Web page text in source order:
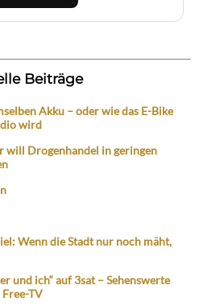
Beiträge
Akku – oder wie das E-Bike
wird
will Drogenhandel in geringen
Wenn die Stadt nur noch mäht,
und ich“ auf 3sat – Sehenswerte
TV